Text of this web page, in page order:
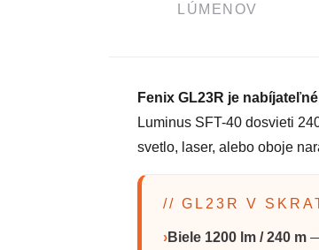
LÚMENOV
Fenix GL23R je
Luminus SFT-40 dosvieti
svetlo, laser, alebo oboje
// GL23R V
›Biele 1200 lm / 240 m